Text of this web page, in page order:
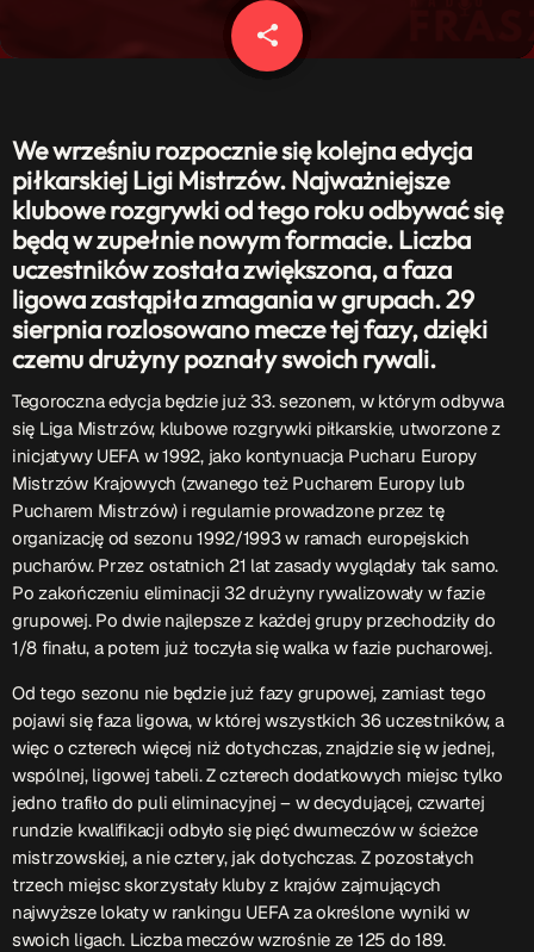
EKIPA
Rekrutacja Fraszka
Podcasty
Przydatne linki
Klub WSPAK
Wirtualna Uczelnia
Biuro Karier
Punkt Interwencji Kryzysowej
Przydatne informacje
Projekt ruszył w październiku 2015 roku z inicjatywy
kieleckich studentówCzytaj.wiecej…
Patronat medialny Radia Fraszka – regulamin, logotypy,
itp.
Czytaj więcej…
Wyszukaj
share
email
We wrześniu rozpocznie się kolejna edycja
piłkarskiej Ligi Mistrzów. Najważniejsze
klubowe rozgrywki od tego roku odbywać się
będą w zupełnie nowym formacie. Liczba
uczestników została zwiększona, a faza
ligowa zastąpiła zmagania w grupach. 29
sierpnia rozlosowano mecze tej fazy, dzięki
czemu drużyny poznały swoich rywali.
Tegoroczna edycja będzie już 33. sezonem, w którym odbywa
się Liga Mistrzów, klubowe rozgrywki piłkarskie, utworzone z
inicjatywy UEFA w 1992, jako kontynuacja Pucharu Europy
Mistrzów Krajowych (zwanego też Pucharem Europy lub
Pucharem Mistrzów) i regularnie prowadzone przez tę
organizację od sezonu 1992/1993 w ramach europejskich
pucharów. Przez ostatnich 21 lat zasady wyglądały tak samo.
Po zakończeniu eliminacji 32 drużyny rywalizowały w fazie
grupowej. Po dwie najlepsze z każdej grupy przechodziły do
1/8 finału, a potem już toczyła się walka w fazie pucharowej.
Od tego sezonu nie będzie już fazy grupowej, zamiast tego
pojawi się faza ligowa, w której wszystkich 36 uczestników, a
więc o czterech więcej niż dotychczas, znajdzie się w jednej,
wspólnej, ligowej tabeli. Z czterech dodatkowych miejsc tylko
jedno trafiło do puli eliminacyjnej – w decydującej, czwartej
rundzie kwalifikacji odbyło się pięć dwumeczów w ścieżce
mistrzowskiej, a nie cztery, jak dotychczas. Z pozostałych
trzech miejsc skorzystały kluby z krajów zajmujących
najwyższe lokaty w rankingu UEFA za określone wyniki w
swoich ligach. Liczba meczów wzrośnie ze 125 do 189.